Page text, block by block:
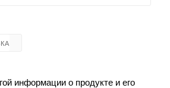
информации о продукте и его